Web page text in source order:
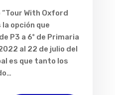
“Tour With Oxford
la opción que
P3 a 6º de Primaria
al 22 de julio del
es que tanto los